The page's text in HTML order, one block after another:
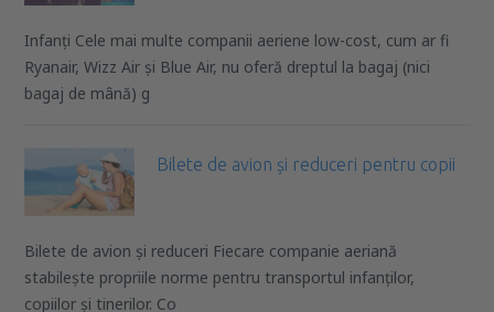
Infanți Cele mai multe companii aeriene low-cost, cum ar fi
Ryanair, Wizz Air și Blue Air, nu oferă dreptul la bagaj (nici
bagaj de mână) g
Bilete de avion și reduceri pentru copii
Bilete de avion și reduceri Fiecare companie aeriană
stabilește propriile norme pentru transportul infanților,
copiilor și tinerilor. Co